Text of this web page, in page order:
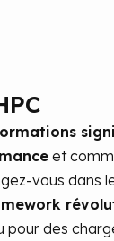
et
vous dans
des